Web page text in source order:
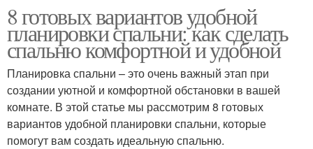
Мебели в спальне
Пространства в
спальне
Спальни с помощью Кресла в спальне
8 готовых вариантов удобной
планировки спальни: как сделать
спальню комфортной и удобной
Планировка спальни – это очень важный этап при
создании уютной и комфортной обстановки в вашей
комнате. В этой статье мы рассмотрим 8 готовых
вариантов удобной планировки спальни, которые
помогут вам создать идеальную спальню.